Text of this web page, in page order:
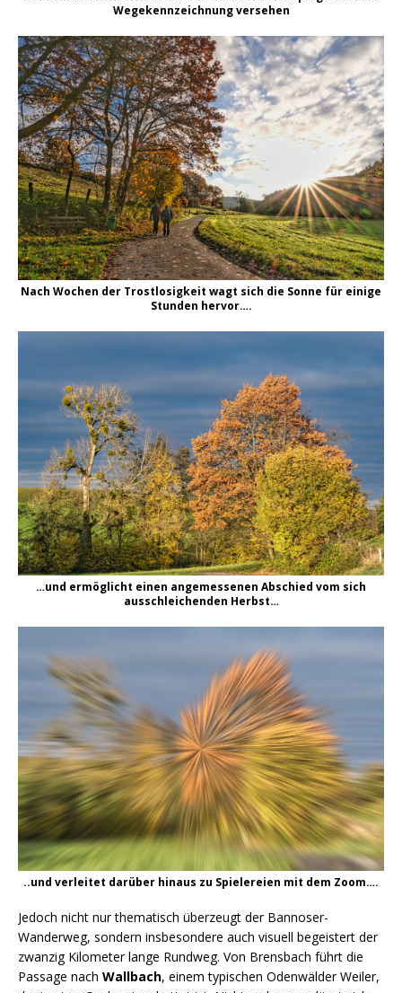
Wegekennzeichnung versehen
Nach Wochen der Trostlosigkeit wagt sich die Sonne für einige
Stunden hervor….
…und ermöglicht einen angemessenen Abschied vom sich
ausschleichenden Herbst…
..und verleitet darüber hinaus zu Spielereien mit dem Zoom….
Jedoch nicht nur thematisch überzeugt der Bannoser-
Wanderweg, sondern insbesondere auch visuell begeistert der
zwanzig Kilometer lange Rundweg. Von Brensbach führt die
Passage nach Wallbach, einem typischen Odenwälder Weiler,